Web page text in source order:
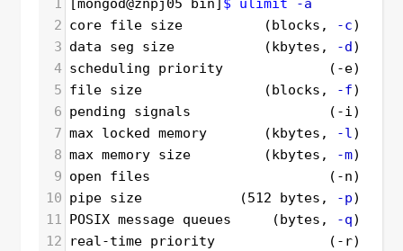
1 [mongod@znpj05 bin] $ ulimit
-a
2 core file size          (blocks, -c)
3 data seg size           (kbytes, -d)
4 scheduling priority             (-e)
5 file size               (blocks, -f)
6 pending signals                 (-i)
7 max locked memory       (kbytes, -l)
8 max memory size         (kbytes, -m)
9 open files                      (-n)
10 pipe size            (512 bytes, -p)
11 POSIX message queues     (bytes, -q)
12
real-time priority              (-r)